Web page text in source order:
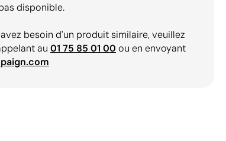
disponible.
besoin d'un produit similaire, veuillez
au 01 75 85 01 00 ou en envoyant